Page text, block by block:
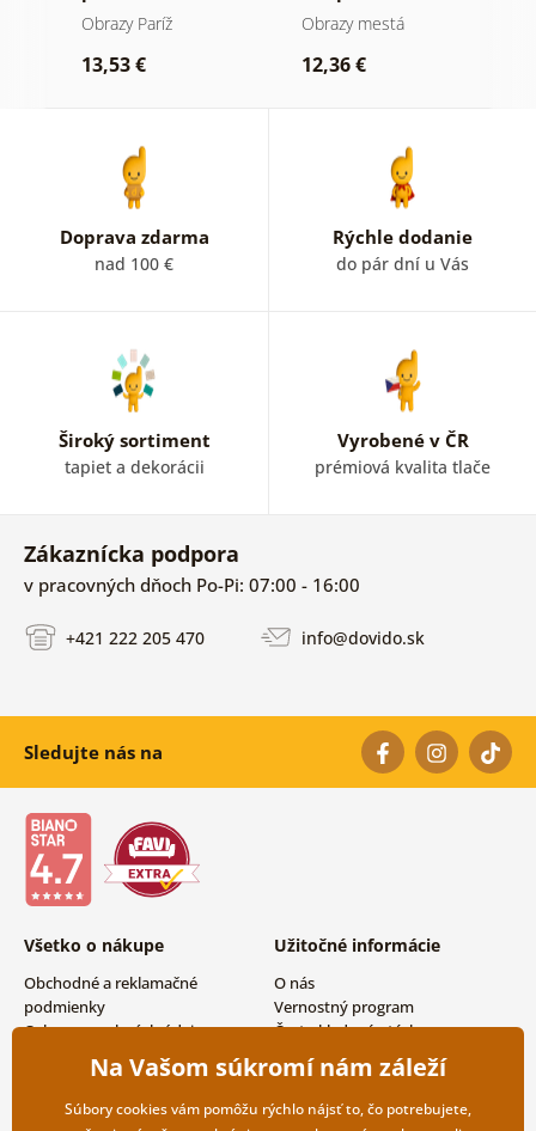
Parížou
Obrazy Paríž
13,53 €
Obrazy mestá
12,36 €
Doprava zdarma
nad 100 €
Rýchle dodanie
do pár dní u Vás
Široký sortiment
tapiet a dekorácii
Vyrobené v ČR
prémiová kvalita tlače
Zákaznícka podpora
v pracovných dňoch Po-Pi: 07:00 - 16:00
+421 222 205 470 info@dovido.sk
Sledujte nás na
Všetko o nákupe
Obchodné a reklamačné
podmienky
Ochrana osobných údajov
Možnosti dopravy a platby
Vrátenie tovaru
Užitočné informácie
O nás
Vernostný program
Často kladené otázky
Magazín
Kontakty
Veľkoobchodná spolupráca
Na Vašom súkromí nám záleží
Súbory cookies vám pomôžu rýchlo nájsť to, čo potrebujete,